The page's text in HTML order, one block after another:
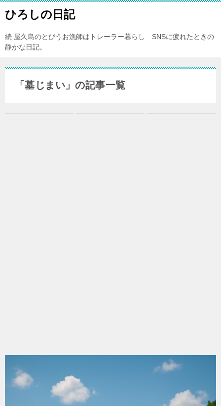
ひろしの日記
続 屋久島のとびうお漁師はトレーラー暮らし SNSに疲れたときの
静かな日記。
「墓じまい」の記事一覧